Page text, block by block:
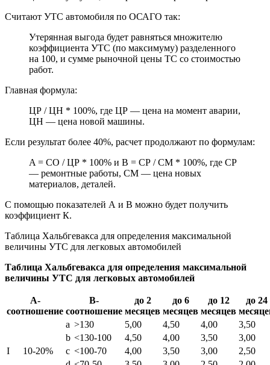
Считают УТС автомобиля по ОСАГО так:
Утерянная выгода будет равняться множителю
коэффициента УТС (по максимуму) разделенного
на 100, и сумме рыночной цены ТС со стоимостью
работ.
Главная формула:
ЦР / ЦН * 100%, где ЦР — цена на момент аварии,
ЦН — цена новой машины.
Если результат более 40%, расчет продолжают по формулам:
A = СО / ЦР * 100% и B = СР / СМ * 100%, где СР
— ремонтные работы, СМ — цена новых
материалов, деталей.
С помощью показателей А и В можно будет получить
коэффициент К.
Таблица Хальбгевакса для определения максимальной
величины УТС для легковых автомобилей
Таблица Хальбгевакса для определения максимальной
величины УТС для легковых автомобилей
А-
соотношение
В-
соотношение
до 2
месяцев
до 6
месяцев
до 12
месяцев
до 24
I 10-20%
a >130 5,00 4,50 4,00
3,50
b <130-100 4,50 4,00 3,50
3,00
c <100-70 4,00 3,50 3,00
2,50